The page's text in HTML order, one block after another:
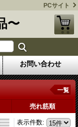
PCサイト
〜
お問い合わせ
一覧
売れ筋順
表示件数: